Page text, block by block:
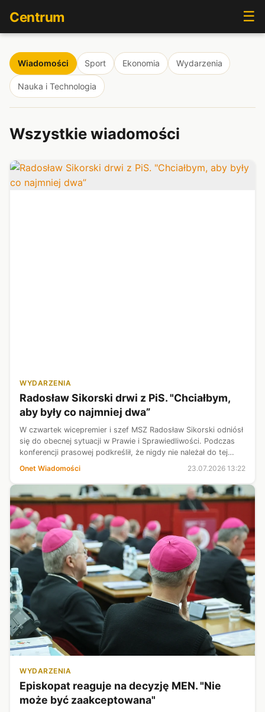
Centrum ☰
Wiadomości Sport Ekonomia Wydarzenia
Nauka i Technologia
Wszystkie wiadomości
WYDARZENIA
Radosław Sikorski drwi z PiS. "Chciałbym,
aby były co najmniej dwa”
W czwartek wicepremier i szef MSZ Radosław Sikorski odniósł
się do obecnej sytuacji w Prawie i Sprawiedliwości. Podczas
konferencji prasowej podkreślił, że nigdy nie należał do tej
partii, jednak "PiS kocha tak bardzo, że chciałby, aby były co
Onet Wiadomości 23.07.2026 13:22
WYDARZENIA
Episkopat reaguje na decyzję MEN. "Nie
może być zaakceptowana"